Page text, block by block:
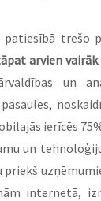
arvien
un
ierīcēs
un
priekš
internetā,